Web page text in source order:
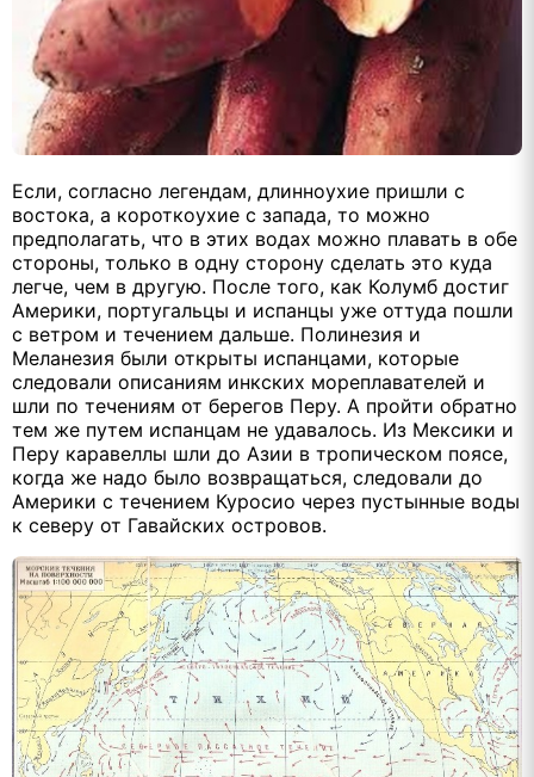
Если, согласно легендам, длинноухие пришли с
востока, а короткоухие с запада, то можно
предполагать, что в этих водах можно плавать в обе
стороны, только в одну сторону сделать это куда
легче, чем в другую. После того, как Колумб достиг
Америки, португальцы и испанцы уже оттуда пошли
с ветром и течением дальше. Полинезия и
Меланезия были открыты испанцами, которые
следовали описаниям инкских мореплавателей и
шли по течениям от берегов Перу. А пройти обратно
тем же путем испанцам не удавалось. Из Мексики и
Перу каравеллы шли до Азии в тропическом поясе,
когда же надо было возвращаться, следовали до
Америки с течением Куросио через пустынные воды
к северу от Гавайских островов.